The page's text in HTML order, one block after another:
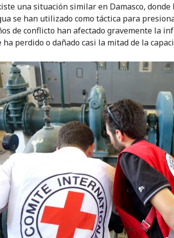
una situación similar en Damasco,
se han utilizado como táctica para
de conflicto han afectado gravemente la
ha perdido o dañado casi la mitad de la